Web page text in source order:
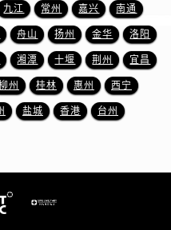
安徽省芜湖市镜湖区中山路步行街万宝龙售后服务中心（需提前预约）
安徽省宣城市宣州区叠嶂西路万宝龙售后服务中心（需提前预约）
福建省龙岩市新罗区九一南路万宝龙售后服务中心（需提前预约）
福建省南平市建阳区人民西路万宝龙售后服务中心（需提前预约）
福建省宁德市蕉城区天湖东路万宝龙售后服务中心（需提前预约）
九江 常州 嘉兴 南通
舟山 扬州 金华 洛阳
湘潭 十堰 荆州 宜昌
州 桂林 惠州 西宁
盐城 香港 台州